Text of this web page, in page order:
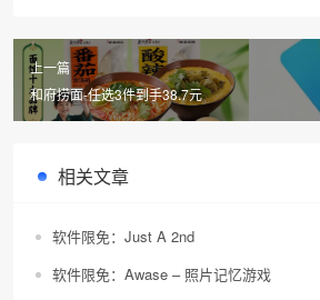
上一篇
和府捞面-任选3件到手38.7元
相关文章
软件限免：Just A 2nd
软件限免：Awase – 照片记忆游戏